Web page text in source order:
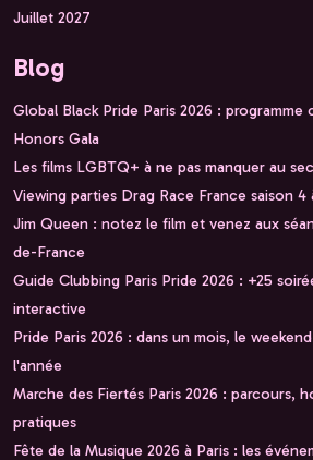
Juillet 2027
Blog
Global Black Pride Paris 2026 :
Honors Gala
Les films LGBTQ+ à ne pas manquer au
Viewing parties Drag Race France saison 4
Jim Queen : notez le film et venez aux
de-France
Guide Clubbing Paris Pride 2026 : +25
interactive
Pride Paris 2026 : dans un mois, le
l'année
Marche des Fiertés Paris 2026 : parcours,
pratiques
Fête de la Musique 2026 à Paris : les